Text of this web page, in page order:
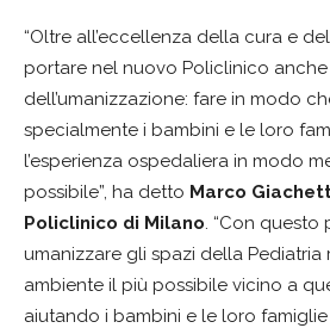
“Oltre all’eccellenza della cura e
portare nel nuovo Policlinico
dell’umanizzazione: fare in modo
specialmente i bambini e le loro
l’esperienza ospedaliera in modo
possibile”, ha detto Marco
Policlinico di Milano. “Con
umanizzare gli spazi della Pediatria
ambiente il più possibile vicino a
aiutando i bambini e le loro famiglie